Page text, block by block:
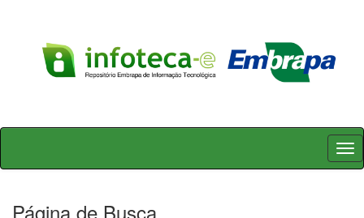
Skip
Página de Busca